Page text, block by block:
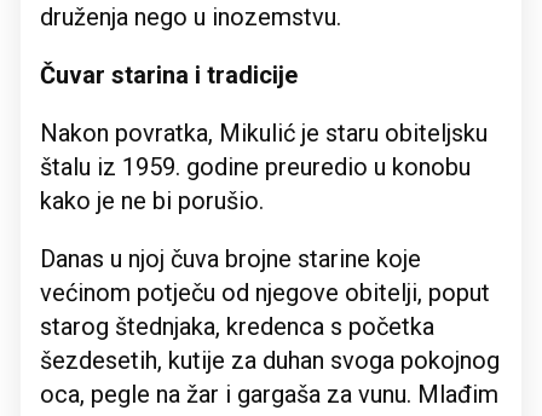
druženja nego u inozemstvu.
Čuvar starina i tradicije
Nakon povratka, Mikulić je staru obiteljsku
štalu iz 1959. godine preuredio u konobu
kako je ne bi porušio.
Danas u njoj čuva brojne starine koje
većinom potječu od njegove obitelji, poput
starog štednjaka, kredenca s početka
šezdesetih, kutije za duhan svoga pokojnog
oca, pegle na žar i gargaša za vunu. Mlađim